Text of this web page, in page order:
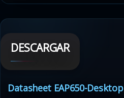
DESCARGAR
Datasheet EAP650-Desktop